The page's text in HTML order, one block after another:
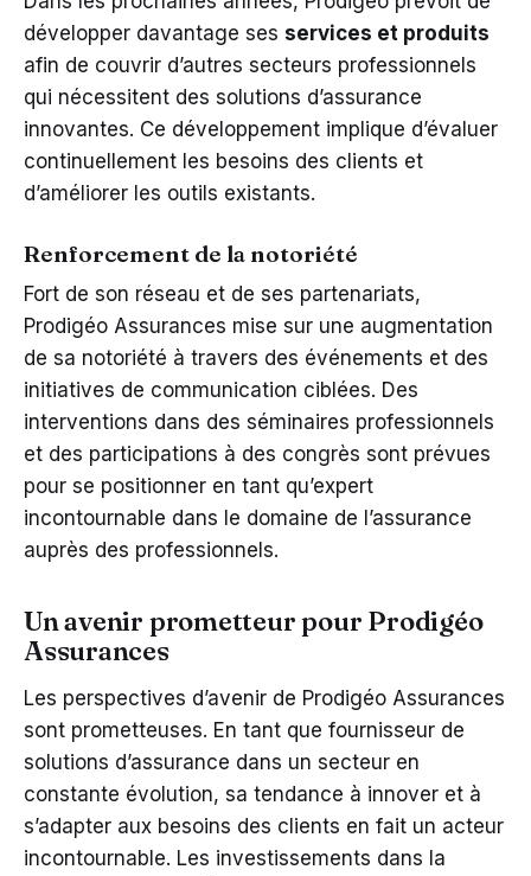
développer davantage ses services et produits
afin de couvrir d’autres secteurs professionnels
qui nécessitent des solutions d’assurance
innovantes. Ce développement implique d’évaluer
continuellement les besoins des clients et
d’améliorer les outils existants.
Renforcement de la notoriété
Fort de son réseau et de ses partenariats,
Prodigéo Assurances mise sur une augmentation
de sa notoriété à travers des événements et des
initiatives de communication ciblées. Des
interventions dans des séminaires professionnels
et des participations à des congrès sont prévues
pour se positionner en tant qu’expert
incontournable dans le domaine de l’assurance
auprès des professionnels.
Un avenir prometteur pour Prodigéo
Assurances
Les perspectives d’avenir de Prodigéo Assurances
sont prometteuses. En tant que fournisseur de
solutions d’assurance dans un secteur en
constante évolution, sa tendance à innover et à
s’adapter aux besoins des clients en fait un acteur
incontournable. Les investissements dans la